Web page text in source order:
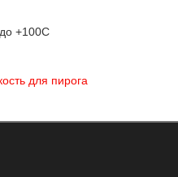
+100С
для пирога